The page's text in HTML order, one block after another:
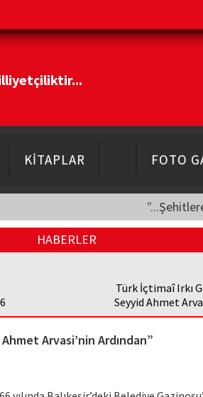
KİTAPLAR FOTO
HABERLER
Türk İçtimaî Irkı
Seyyid Ahmet
Arvasi’nin Ardından”